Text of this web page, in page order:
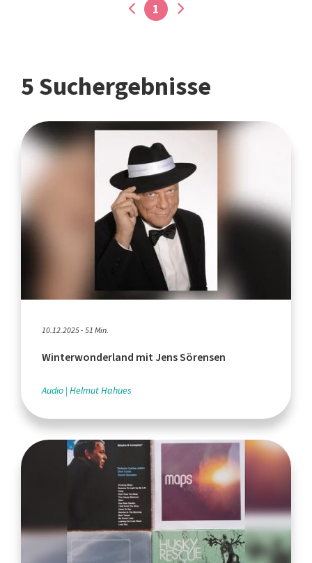
1
5 Suchergebnisse
10.12.2025 - 51 Min.
Winterwonderland mit Jens Sörensen
Audio Helmut Hahues